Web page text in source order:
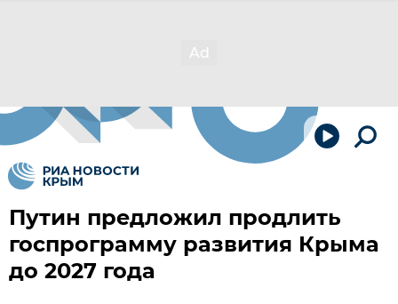
Путин предложил продлить
госпрограмму развития Крыма
до 2027 года